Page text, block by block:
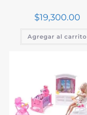
$19,300.00
Agregar al carrito